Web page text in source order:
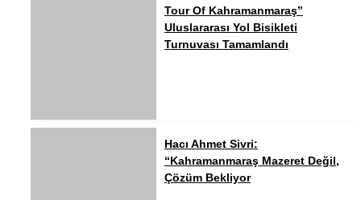
Tour Of Kahramanmaraş”
Uluslararası Yol Bisikleti
Turnuvası Tamamlandı
Hacı Ahmet Sivri:
“Kahramanmaraş Mazeret Değil,
Çözüm Bekliyor